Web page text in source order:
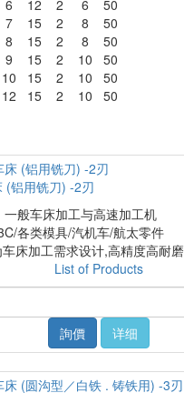
6 12 2 6
50
7 15 2 8
50
8 15 2 8
50
9 15 2 10
50
10 15 2 10
50
12 15 2 10 50
(铝用铣刀) -2刃
一般车床加工与高速加工机
各类模具/汽机车/航太零件
床加工需求设计,高精度高耐磨
List of Products
詢價
详细